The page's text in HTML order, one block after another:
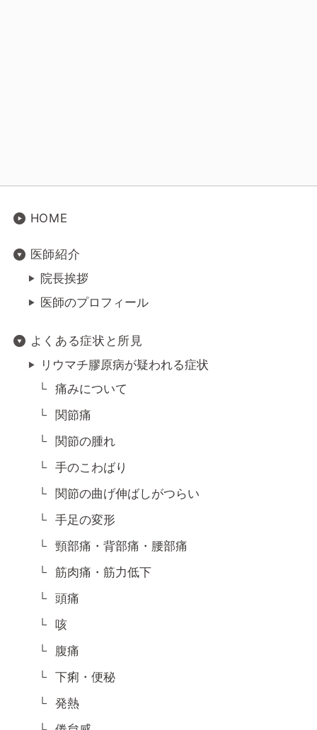
HOME
医師紹介
院長挨拶
医師のプロフィール
よくある症状と所見
リウマチ膠原病が疑われる症状
痛みについて
関節痛
関節の腫れ
手のこわばり
関節の曲げ伸ばしがつらい
手足の変形
頸部痛・背部痛・腰部痛
筋肉痛・筋力低下
頭痛
咳
腹痛
下痢・便秘
発熱